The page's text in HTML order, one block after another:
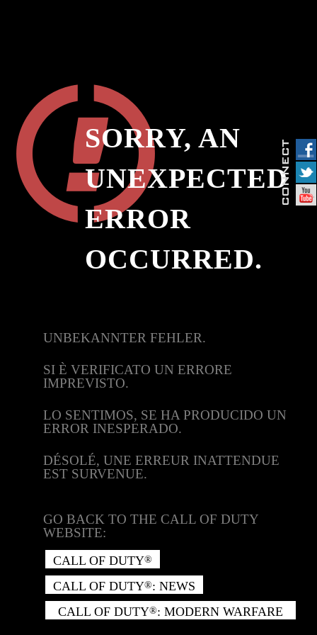
SORRY, AN
UNEXPECTED
ERROR
OCCURRED.
UNBEKANNTER FEHLER.
SI È VERIFICATO UN ERRORE
IMPREVISTO.
LO SENTIMOS, SE HA PRODUCIDO UN
ERROR INESPERADO.
DÉSOLÉ, UNE ERREUR INATTENDUE
EST SURVENUE.
GO BACK TO THE CALL OF DUTY
WEBSITE:
CALL OF DUTY®
CALL OF DUTY®: NEWS
CALL OF DUTY®: MODERN WARFARE